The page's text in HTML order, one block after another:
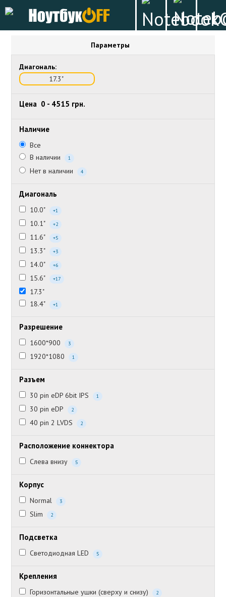
Параметры
Диагональ:
17.3"
Цена 0 - 4515 грн.
Наличие
Все
В наличии
1
Нет в наличии 4
Диагональ
10.0" +1
10.1" +2
11.6" +5
13.3" +3
14.0" +6
15.6" +17
17.3"
18.4"
+1
Разрешение
1600*900 3
1920*1080 1
Разъем
30 pin eDP 6bit IPS 1
30 pin eDP 2
40 pin 2 LVDS 2
Расположение коннектора
Слева внизу 5
Корпус
Normal 3
Slim 2
Подсветка
Светодиодная LED 5
Крепления
Горизонтальные ушки (сверху и снизу) 2